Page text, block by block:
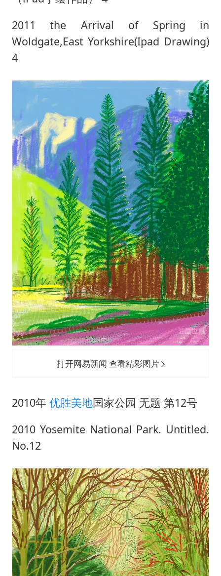
2011 the Arrival of Spring in
Woldgate,East Yorkshire(Ipad Drawing)
4
打开网易新闻 查看精彩图片
2010年 优胜美地国家公园 无题 第12号
2010 Yosemite National Park. Untitled.
No.12